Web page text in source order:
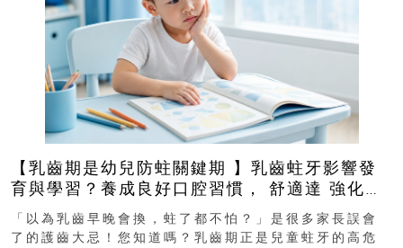
【乳齒期是幼兒防蛀關鍵期 】乳齒蛀牙影響發
育與學習？養成良好口腔習慣， 舒適達 強化琺
瑯質 兒童牙膏防護指南
「以為乳齒早晚會換，蛀了都不怕？」是很多家長誤會
了的護齒大忌！您知道嗎？乳齒期正是兒童蛀牙的高危